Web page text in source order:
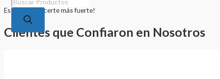
Es hora de hacerte más fuerte!
Clientes que Confiaron en Nosotros